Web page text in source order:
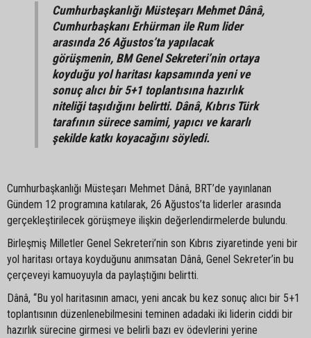
Cumhurbaşkanlığı Müsteşarı Mehmet Dânâ,
Cumhurbaşkanı Erhürman ile Rum lider
arasında 26 Ağustos’ta yapılacak
görüşmenin, BM Genel Sekreteri’nin ortaya
koyduğu yol haritası kapsamında yeni ve
sonuç alıcı bir 5+1 toplantısına hazırlık
niteliği taşıdığını belirtti. Dânâ, Kıbrıs Türk
tarafının sürece samimi, yapıcı ve kararlı
şekilde katkı koyacağını söyledi.
Cumhurbaşkanlığı Müsteşarı Mehmet Dânâ, BRT’de yayınlanan
Gündem 12 programına katılarak, 26 Ağustos’ta liderler arasında
gerçekleştirilecek görüşmeye ilişkin değerlendirmelerde bulundu.
Birleşmiş Milletler Genel Sekreteri’nin son Kıbrıs ziyaretinde yeni bir
yol haritası ortaya koyduğunu anımsatan Dânâ, Genel Sekreter’in bu
çerçeveyi kamuoyuyla da paylaştığını belirtti.
Dânâ, “Bu yol haritasının amacı, yeni ancak bu kez sonuç alıcı bir 5+1
toplantısının düzenlenebilmesini teminen adadaki iki liderin ciddi bir
hazırlık sürecine girmesi ve belirli bazı ev ödevlerini yerine